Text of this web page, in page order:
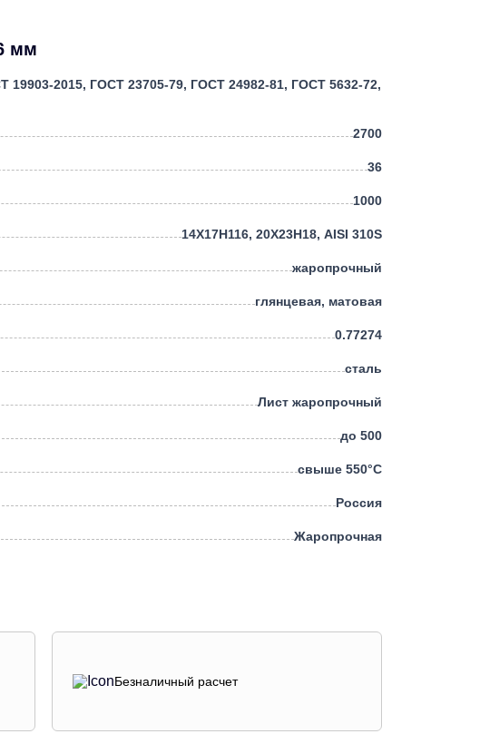
мм
19903-2015, ГОСТ 23705-79, ГОСТ 24982-81, ГОСТ 5632-72,
2700
36
1000
14Х17Н116, 20Х23Н18, AISI 310S
жаропрочный
глянцевая, матовая
0.77274
сталь
Лист жаропрочный
до 500
свыше 550°С
Россия
Жаропрочная
Безналичный расчет